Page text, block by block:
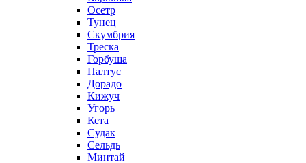
Осетр
Тунец
Скумбрия
Треска
Горбуша
Палтус
Дорадо
Кижуч
Угорь
Кета
Судак
Сельдь
Минтай